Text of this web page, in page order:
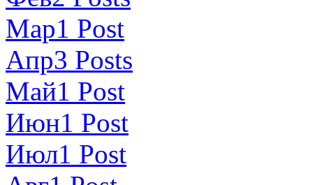
Мар1 Post
Апр3 Posts
Май1 Post
Июн1 Post
Июл1 Post